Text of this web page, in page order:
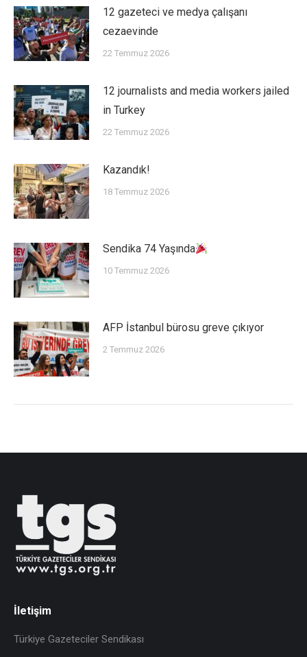
12 gazeteci ve medya çalışanı
cezaevinde
22 Temmuz 2026
12 journalists and media workers jailed
in Turkey
22 Temmuz 2026
Kazandık!
18 Temmuz 2026
Sendika 74 Yaşında
10 Temmuz 2026
AFP İstanbul bürosu greve çıkıyor
2 Temmuz 2026
İletişim
Türkiye Gazeteciler Sendikası